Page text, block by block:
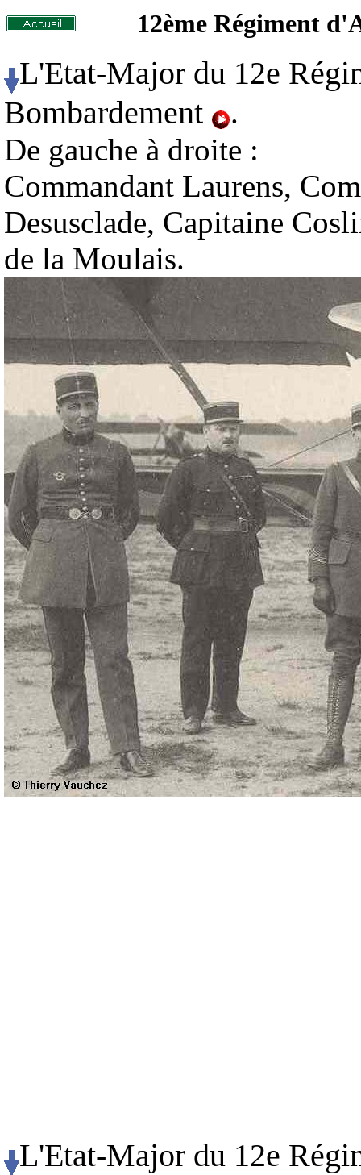
12ème Régiment
L'Etat-Major du 12e
Bombardement
.
De gauche à droite :
Commandant Laurens,
Desusclade, Capitaine
de la Moulais.
L'Etat-Major du 12e